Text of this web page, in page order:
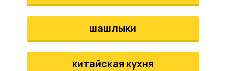
шашлыки
китайская кухня